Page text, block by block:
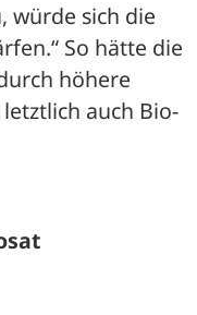
würde sich die
So hätte die
höhere
auch Bio-